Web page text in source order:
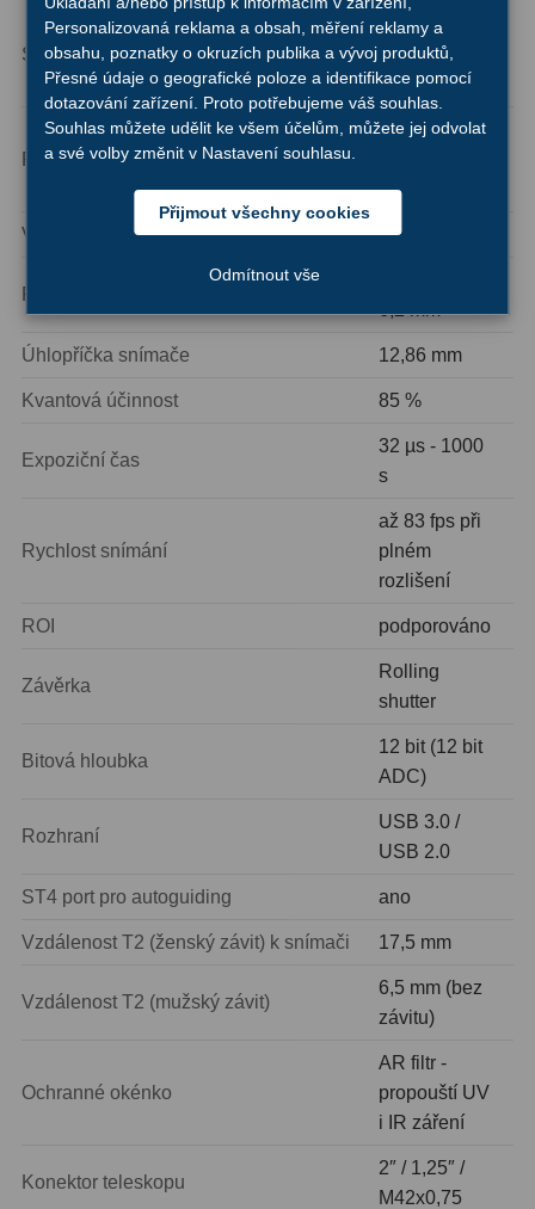
Ostatní1
Montáže93
Azimutální AZ 5
Paralaktické EQ19
Objímky
Motory a pohony13
Ostatní 22
Umělé hvězdy
Amici hranoly 90°
Deep-Sky kamery
Snímač
Sony IMX482
Color CMOS
(BSI), 1/1.2″
Rozlišení
1920 x 1080
megapixy
Velikost pixelu 5,8 µm
6,2 mm
Úhlopříčka snímače 12,86 mm
Kvantová účinnost 85 %
Expoziční čas
32 µs - 1000
s
Rychlost snímání
až 83 fps při
plném
rozlišení
ROI podporováno
Závěrka
Rolling
shutter
Bitová hloubka
12 bit (12 bit
ADC)
Rozhraní
USB 3.0 /
USB 2.0
ST4 port pro autoguiding ano
Vzdálenost T2 (ženský závit) k snímači 17,5 mm
Vzdálenost T2 (mužský závit)
6,5 mm (bez
závitu)
Ochranné okénko
AR filtr -
propouští UV
i IR záření
Konektor teleskopu
2″ / 1,25″ /
M42x0,75
Personalizovaná reklama a obsah, měření reklamy a
obsahu, poznatky o okruzích publika a vývoj produktů,
Přesné údaje o geografické poloze a identifikace pomocí
dotazování zařízení. Proto potřebujeme váš souhlas.
Souhlas můžete udělit ke všem účelům, můžete jej odvolat
a své volby změnit v Nastavení souhlasu.
Přijmout všechny cookies
Odmítnout vše